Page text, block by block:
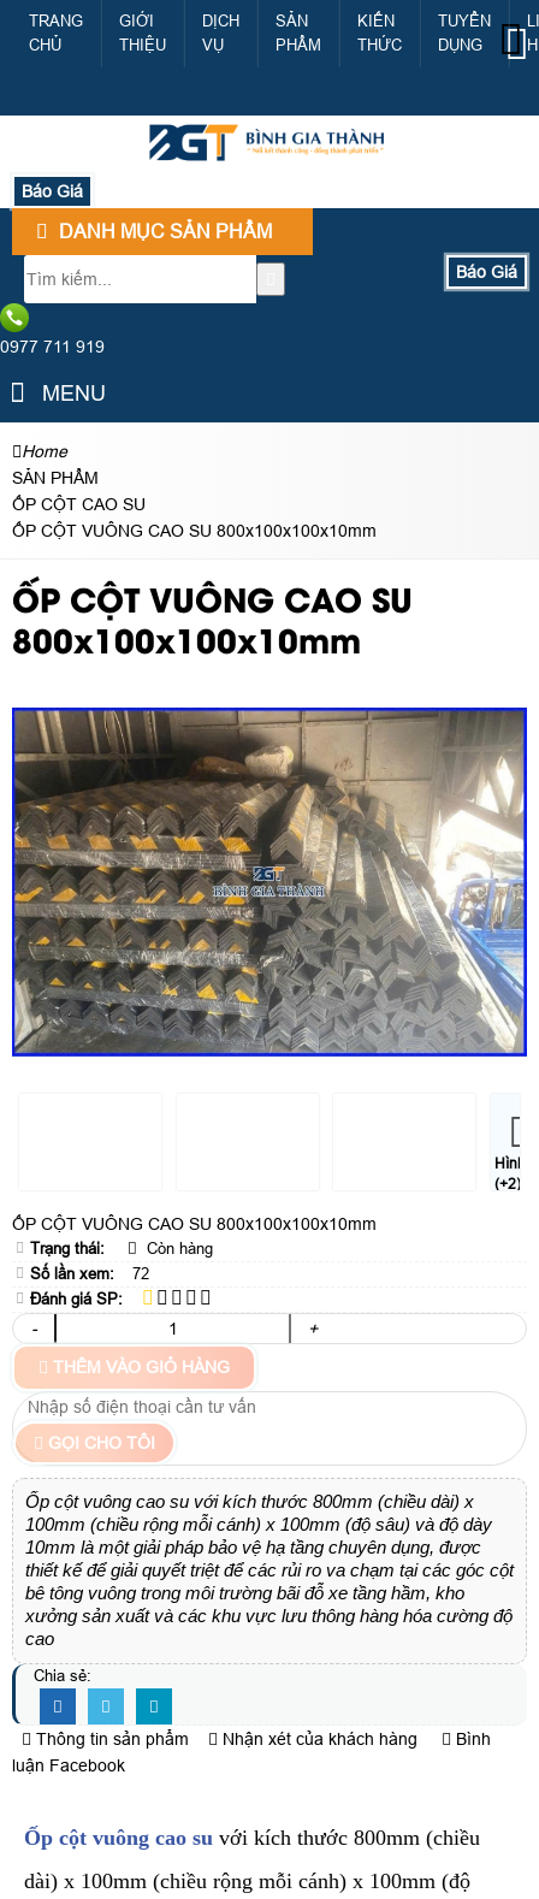
TRANG
CHỦ
GIỚI
THIỆU
DỊCH
VỤ
SẢN
PHẨM
KIẾN
THỨC
TUYỂN
DỤNG
Báo Giá
DANH MỤC SẢN PHẨM
Báo Giá
0977 711 919
MENU
Home
SẢN PHẨM
ỐP CỘT CAO SU
ỐP CỘT VUÔNG CAO SU 800x100x100x10mm
ỐP CỘT VUÔNG CAO SU
800x100x100x10mm
Hình
(+2)
ỐP CỘT VUÔNG CAO SU 800x100x100x10mm
Trạng thái:
Còn hàng
Số lần xem:
72
Đánh giá SP:
-
+
THÊM VÀO GIỎ HÀNG
GỌI CHO TÔI
Ốp cột vuông cao su với kích thước 800mm (chiều dài) x
100mm (chiều rộng mỗi cánh) x 100mm (độ sâu) và độ dày
10mm là một giải pháp bảo vệ hạ tầng chuyên dụng, được
thiết kế để giải quyết triệt để các rủi ro va chạm tại các góc cột
bê tông vuông trong môi trường bãi đỗ xe tầng hầm, kho
xưởng sản xuất và các khu vực lưu thông hàng hóa cường độ
cao
Chia sẻ:
Thông tin sản phẩm Nhận xét của khách hàng
Bình
luận Facebook
Ốp cột vuông cao su với kích thước 800mm (chiều
dài) x 100mm (chiều rộng mỗi cánh) x 100mm (độ